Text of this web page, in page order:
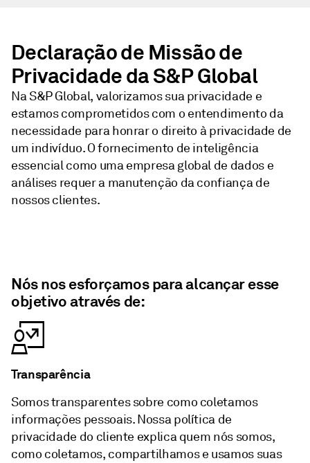
Declaração de Missão de
Privacidade da S&P Global
Na S&P Global, valorizamos sua privacidade e
estamos comprometidos com o entendimento da
necessidade para honrar o direito à privacidade de
um indivíduo. O fornecimento de inteligência
essencial como uma empresa global de dados e
análises requer a manutenção da confiança de
nossos clientes.
Nós nos esforçamos para alcançar esse
objetivo através de:
Transparência
Somos transparentes sobre como coletamos
informações pessoais. Nossa política de
privacidade do cliente explica quem nós somos,
como coletamos, compartilhamos e usamos suas